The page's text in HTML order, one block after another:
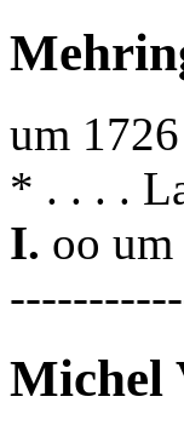
um 1726
* . . . .
I. oo
Michel